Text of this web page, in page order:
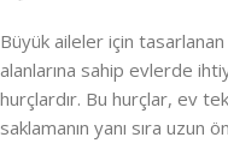
Büyük aileler için
alanlarına sahip evlerde
hurçlardır. Bu hurçlar, ev
saklamanın yanı sıra uzun